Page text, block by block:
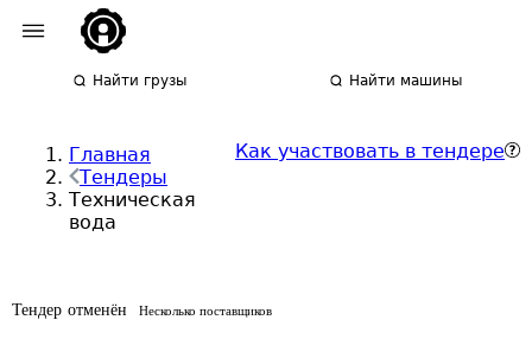
Найти грузы Найти машины
Главная
Тендеры
Техническая
вода
Как участвовать в тендере
Тендер отменён Несколько поставщиков